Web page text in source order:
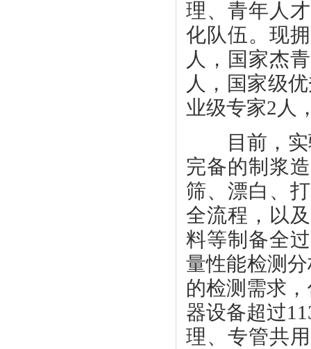
理、青年人
化队伍。现
人，国家杰
人，国家级
业级专家2人
目前，实
完备的制浆
筛、漂白、
全流程，以
料等制备全
量性能检测
的检测需求
器设备超过
理、专管共